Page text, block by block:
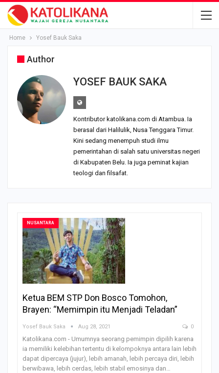
Home Yosef Bauk Saka
Author
YOSEF BAUK SAKA
Kontributor katolikana.com di Atambua. Ia
berasal dari Halilulik, Nusa Tenggara Timur.
Kini sedang menempuh studi ilmu
pemerintahan di salah satu universitas negeri
di Kabupaten Belu. Ia juga peminat kajian
teologi dan filsafat.
NUSANTARA
Ketua BEM STP Don Bosco Tomohon,
Brayen: “Memimpin itu Menjadi Teladan”
Yosef Bauk Saka Aug 28, 2021 0
Katolikana.com - Umumnya seorang pemimpin dipilih karena
ia memiliki kelebihan tertentu di kelompoknya antara lain lebih
dapat dipercaya (jujur), lebih amanah, lebih percaya diri, lebih
berwibawa, lebih cerdas, lebih stabil emosinya dan…